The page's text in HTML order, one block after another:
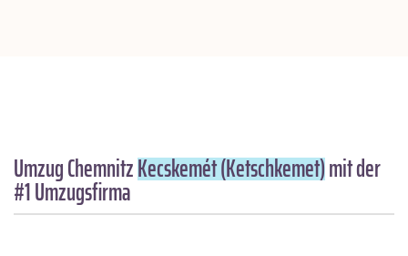
Umzug ChemnitzKecskemét (Ketschkemet)mit der
#1 Umzugsfirma